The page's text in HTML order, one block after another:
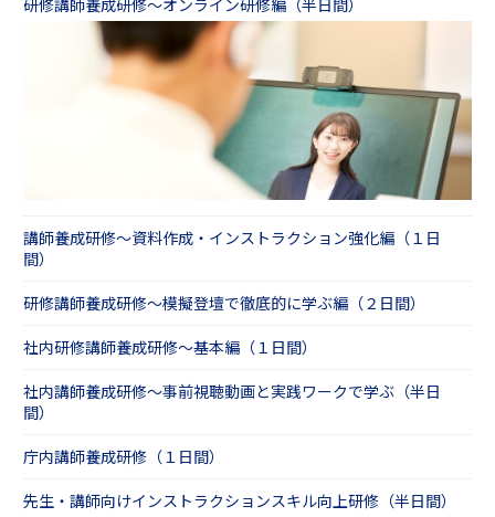
講師養成研修～資料作成・インストラクション強化編（１日
間）
研修講師養成研修～模擬登壇で徹底的に学ぶ編（２日間）
社内研修講師養成研修～基本編（１日間）
社内講師養成研修～事前視聴動画と実践ワークで学ぶ（半日
間）
庁内講師養成研修（１日間）
先生・講師向けインストラクションスキル向上研修（半日間）